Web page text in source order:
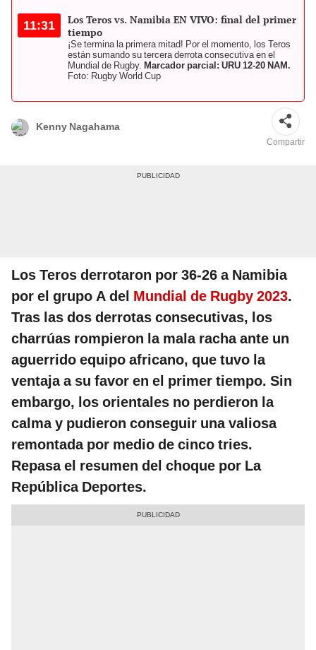
11:31
Los Teros vs. Namibia EN VIVO: final del primer
tiempo
¡Se termina la primera mitad! Por el momento, los Teros
están sumando su tercera derrota consecutiva en el
Mundial de Rugby. Marcador parcial: URU 12-20 NAM.
Foto: Rugby World Cup
Kenny Nagahama
Compartir
Los Teros derrotaron por 36-26 a Namibia
por el grupo A del Mundial de Rugby 2023.
Tras las dos derrotas consecutivas, los
charrúas rompieron la mala racha ante un
aguerrido equipo africano, que tuvo la
ventaja a su favor en el primer tiempo. Sin
embargo, los orientales no perdieron la
calma y pudieron conseguir una valiosa
remontada por medio de cinco tries.
Repasa el resumen del choque por La
República Deportes.